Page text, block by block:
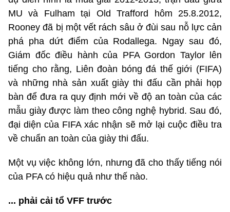
MU và Fulham tại Old Trafford hôm 25.8.2012,
Rooney đã bị một vết rách sâu ở đùi sau nỗ lực cản
phá pha dứt điểm của Rodallega. Ngay sau đó,
Giám đốc điều hành của PFA Gordon Taylor lên
tiếng cho rằng, Liên đoàn bóng đá thế giới (FIFA)
và những nhà sản xuất giày thi đấu cần phải họp
bàn để đưa ra quy định mới về độ an toàn của các
mẫu giày được làm theo công nghệ hybrid. Sau đó,
đại diện của FIFA xác nhận sẽ mở lại cuộc điều tra
về chuẩn an toàn của giày thi đấu.
Một vụ việc không lớn, nhưng đã cho thấy tiếng nói
của PFA có hiệu quả như thế nào.
... phải cải tổ VFF trước